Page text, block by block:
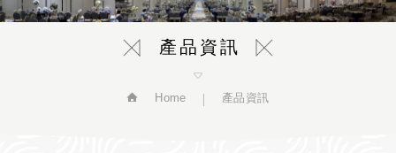
產品資訊
Home 產品資訊